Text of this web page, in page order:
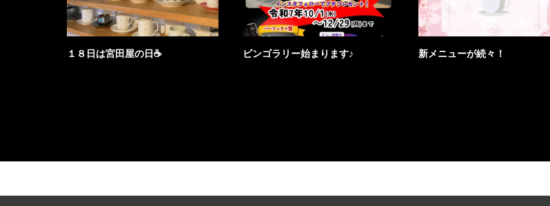
１８日は宮田屋の日☕ ビンゴラリー始まります♪ 新メニューが続々！